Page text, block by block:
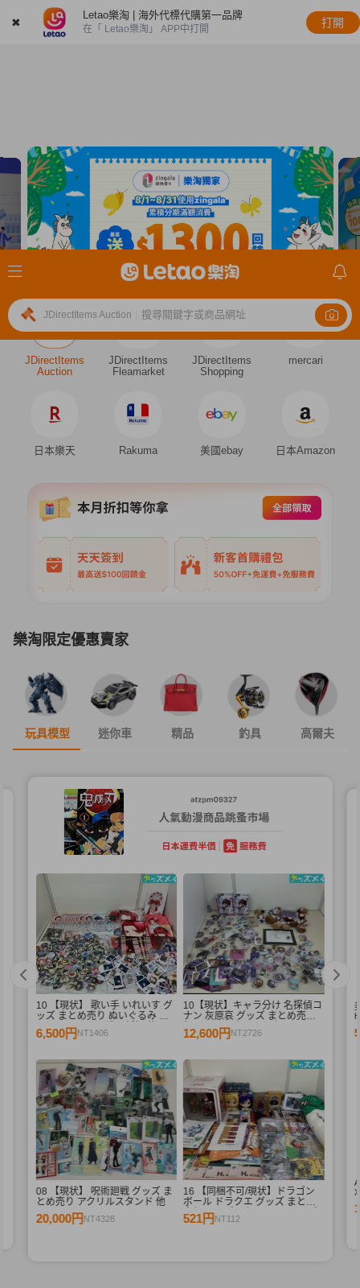
✖
Letao樂淘 | 海外代標代購第一品牌
在「 Letao樂淘」 APP中打開
打開
JDirectItems Auction 搜尋關鍵字或商品網址
JDirectItems
Auction
JDirectItems
Fleamarket
JDirectItems
Shopping
mercari
日本樂天 Rakuma 美國ebay 日本Amazon
樂淘限定優惠賣家
玩具模型 迷你車 精品 釣具 高爾夫
10 【現状】 歌い手 いれいす グ
ッズ まとめ売り ぬいぐるみ バ
ッジ・キーホルダー 紙類 他
6,500円 NT1406
10【現状】キャラ分け 名探偵コ
ナン 灰原哀 グッズ まとめ売り
缶バッジ アクリルスタンド フィ
ギュア 他
12,600円 NT2726
08 【現状】 呪術廻戦 グッズ ま
とめ売り アクリルスタンド 他
20,000円 NT4328
16 【同梱不可/現状】ドラゴン
ボール ドラクエ グッズ まとめ
売り ドラゴンクエストXフィギ
ュア Qposket キーホルダー ロン
521円 NT112